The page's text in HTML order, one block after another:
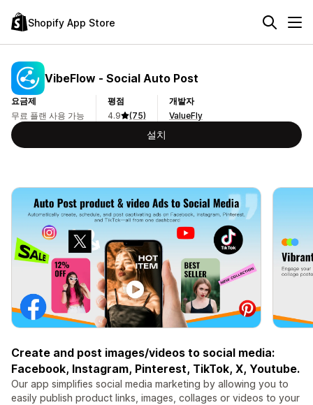
Shopify App Store
VibeFlow ‑ Social Auto Post
요금제
무료 플랜 사용 가능
평점
4.9
(75)
개발자
ValueFly
설치
Create and post images/videos to social media:
Facebook, Instagram, Pinterest, TikTok, X, Youtube.
Our app simplifies social media marketing by allowing you to
easily publish product links, images, collages or videos to your